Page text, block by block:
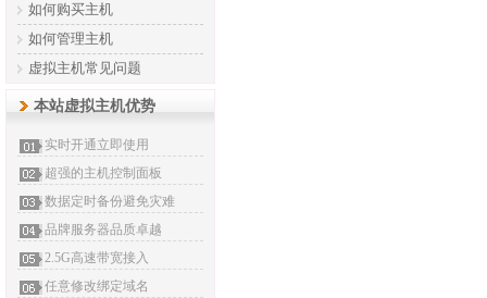
如何购买主机
如何管理主机
虚拟主机常见问题
本站虚拟主机优势
实时开通立即使用
超强的主机控制面板
数据定时备份避免灾难
品牌服务器品质卓越
2.5G高速带宽接入
任意修改绑定域名